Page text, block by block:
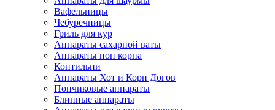
Вафельницы
Чебуречницы
Гриль для кур
Аппараты сахарной ваты
Аппараты поп корна
Коптильни
Аппараты Хот и Корн Догов
Пончиковые аппараты
Блинные аппараты